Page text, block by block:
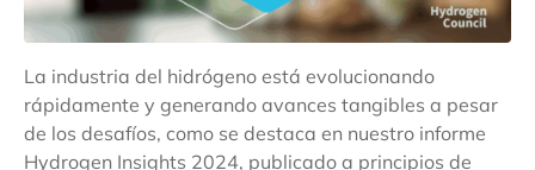
La industria del hidrógeno está evolucionando
rápidamente y generando avances tangibles a pesar
de los desafíos, como se destaca en nuestro informe
Hydrogen Insights 2024, publicado a principios de